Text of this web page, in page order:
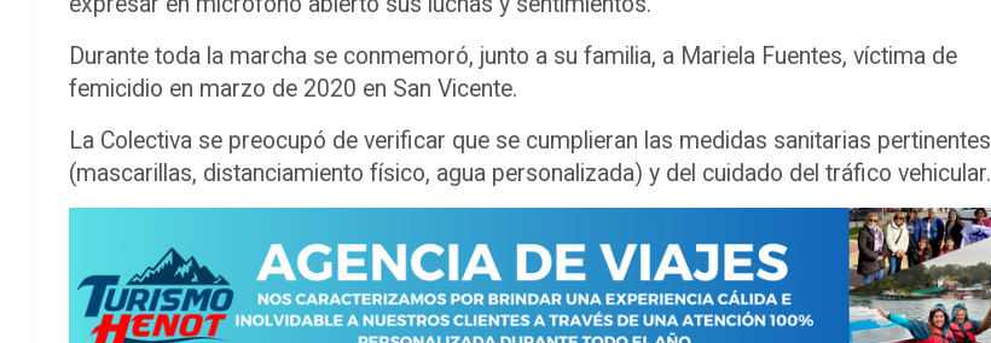
Durante toda la marcha se conmemoró, junto a su familia, a Mariela Fuentes, víctima de
femicidio en marzo de 2020 en San Vicente.
La Colectiva se preocupó de verificar que se cumplieran las medidas sanitarias pertinentes
(mascarillas, distanciamiento físico, agua personalizada) y del cuidado del tráfico vehicular.